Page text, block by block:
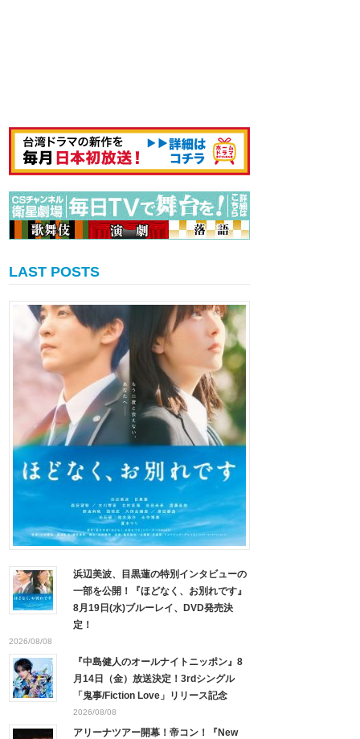
LAST POSTS
浜辺美波、目黒蓮の特別インタビューの
一部を公開！『ほどなく、お別れです』
8月19日(水)ブルーレイ、DVD発売決
定！
2026/08/08
『中島健人のオールナイトニッポン』8
月14日（金）放送決定！3rdシングル
「鬼事/Fiction Love」リリース記念
2026/08/08
アリーナツアー開幕！帝コン！『New